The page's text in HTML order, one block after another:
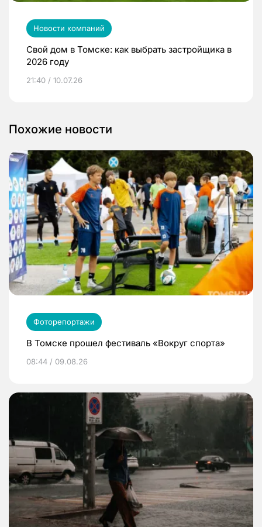
Новости компаний
Свой дом в Томске: как выбрать застройщика в
2026 году
21:40 / 10.07.26
Похожие новости
Фоторепортажи
В Томске прошел фестиваль «Вокруг спорта»
08:44 / 09.08.26